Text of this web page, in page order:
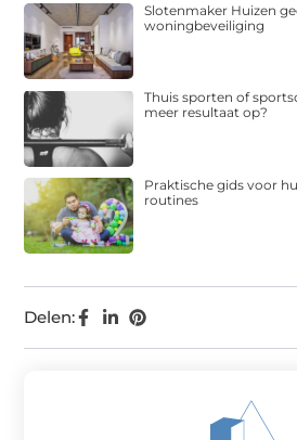
Delen:
Slotenmaker Huizen
woningbeveiliging
Thuis sporten of
meer resultaat op?
Praktische gids voor
routines